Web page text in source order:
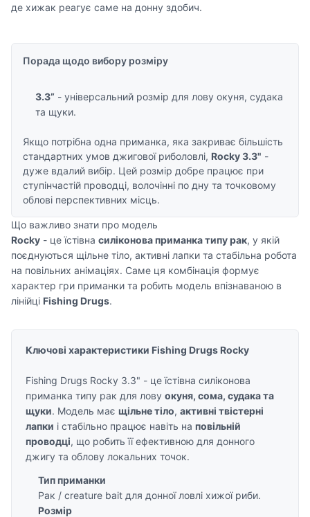
де хижак реагує саме на донну здобич.
Порада щодо вибору розміру
3.3” - універсальний розмір для лову окуня, судака
та щуки.
Якщо потрібна одна приманка, яка закриває більшість
стандартних умов джигової риболовлі, Rocky 3.3" -
дуже вдалий вибір. Цей розмір добре працює при
ступінчастій проводці, волочінні по дну та точковому
облові перспективних місць.
Що важливо знати про модель
Rocky - це їстівна силіконова приманка типу рак, у якій
поєднуються щільне тіло, активні лапки та стабільна робота
на повільних анімаціях. Саме ця комбінація формує
характер гри приманки та робить модель впізнаваною в
лінійці Fishing Drugs.
Ключові характеристики Fishing Drugs Rocky
Fishing Drugs Rocky 3.3" - це їстівна силіконова
приманка типу рак для лову окуня, сома, судака та
щуки. Модель має щільне тіло, активні твістерні
лапки і стабільно працює навіть на повільній
проводці, що робить її ефективною для донного
джигу та облову локальних точок.
Тип приманки
Рак / creature bait для донної ловлі хижої риби.
Розмір